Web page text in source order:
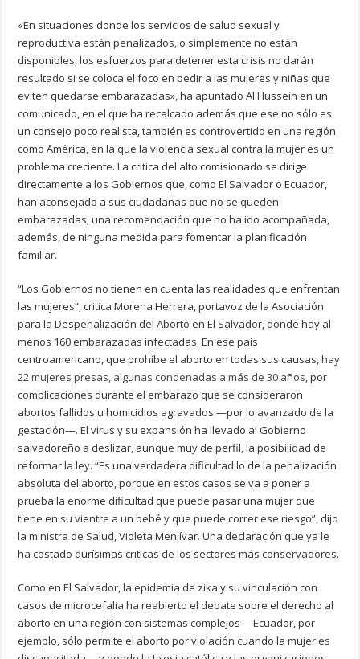
«En situaciones donde los servicios de salud sexual y
reproductiva están penalizados, o simplemente no están
disponibles, los esfuerzos para detener esta crisis no darán
resultado si se coloca el foco en pedir a las mujeres y niñas que
eviten quedarse embarazadas», ha apuntado Al Hussein en un
comunicado, en el que ha recalcado además que ese no sólo es
un consejo poco realista, también es controvertido en una región
como América, en la que la violencia sexual contra la mujer es un
problema creciente. La critica del alto comisionado se dirige
directamente a los Gobiernos que, como El Salvador o Ecuador,
han aconsejado a sus ciudadanas que no se queden
embarazadas; una recomendación que no ha ido acompañada,
además, de ninguna medida para fomentar la planificación
familiar.
“Los Gobiernos no tienen en cuenta las realidades que enfrentan
las mujeres”, critica Morena Herrera, portavoz de la Asociación
para la Despenalización del Aborto en El Salvador, donde hay al
menos 160 embarazadas infectadas. En ese país
centroamericano, que prohíbe el aborto en todas sus causas,hay
22 mujeres presas, algunas condenadas a más de 30 años, por
complicaciones durante el embarazo que se consideraron
abortos fallidos u homicidios agravados —por lo avanzado de la
gestación—. El virus y su expansión ha llevado al Gobierno
salvadoreño a deslizar, aunque muy de perfil, la posibilidad de
reformar la ley. “Es una verdadera dificultad lo de la penalización
absoluta del aborto, porque en estos casos se va a poner a
prueba la enorme dificultad que puede pasar una mujer que
tiene en su vientre a un bebé y que puede correr ese riesgo”, dijo
la ministra de Salud, Violeta Menjívar. Una declaración que ya le
ha costado durísimas criticas de los sectores más conservadores.
Como en El Salvador, la epidemia de zika y su vinculación con
casos de microcefalia ha reabierto el debate sobre el derecho al
aborto en una región con sistemas complejos —Ecuador, por
ejemplo, sólo permite el aborto por violación cuando la mujer es